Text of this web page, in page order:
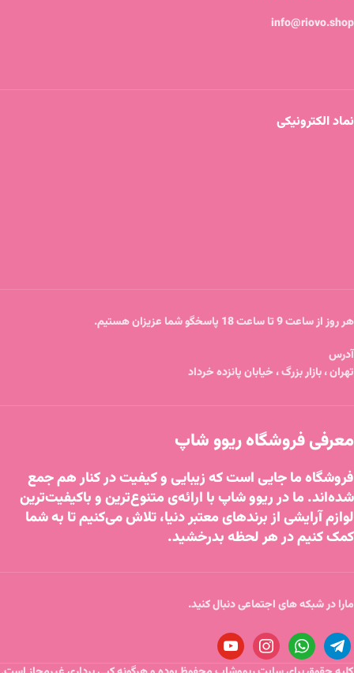
info@riovo.shop
نماد الکترونیکی
هر روز از ساعت 9 تا ساعت 18 پاسخگو شما عزیزان هستیم.
آدرس
تهران ، بازار بزرگ ، خیابان پانزده خرداد
معرفی فروشگاه ریوو شاپ
فروشگاه ما جایی است که زیبایی و کیفیت در کنار هم جمع
شده‌اند. ما در ریوو شاپ با ارائه‌ی متنوع‌ترین و باکیفیت‌ترین
لوازم آرایشی از برندهای معتبر دنیا، تلاش می‌کنیم تا به شما
کمک کنیم در هر لحظه بدرخشید.
مارا در شبکه های اجتماعی دنبال کنید.